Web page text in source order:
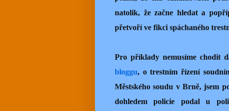
natolik, že začne hledat a
přetvoří ve fikci spáchaného
Pro příklady nemusíme chodit
bloggu, o trestním řízení
Městského soudu v Brně, jsem
dohledem policie podal u